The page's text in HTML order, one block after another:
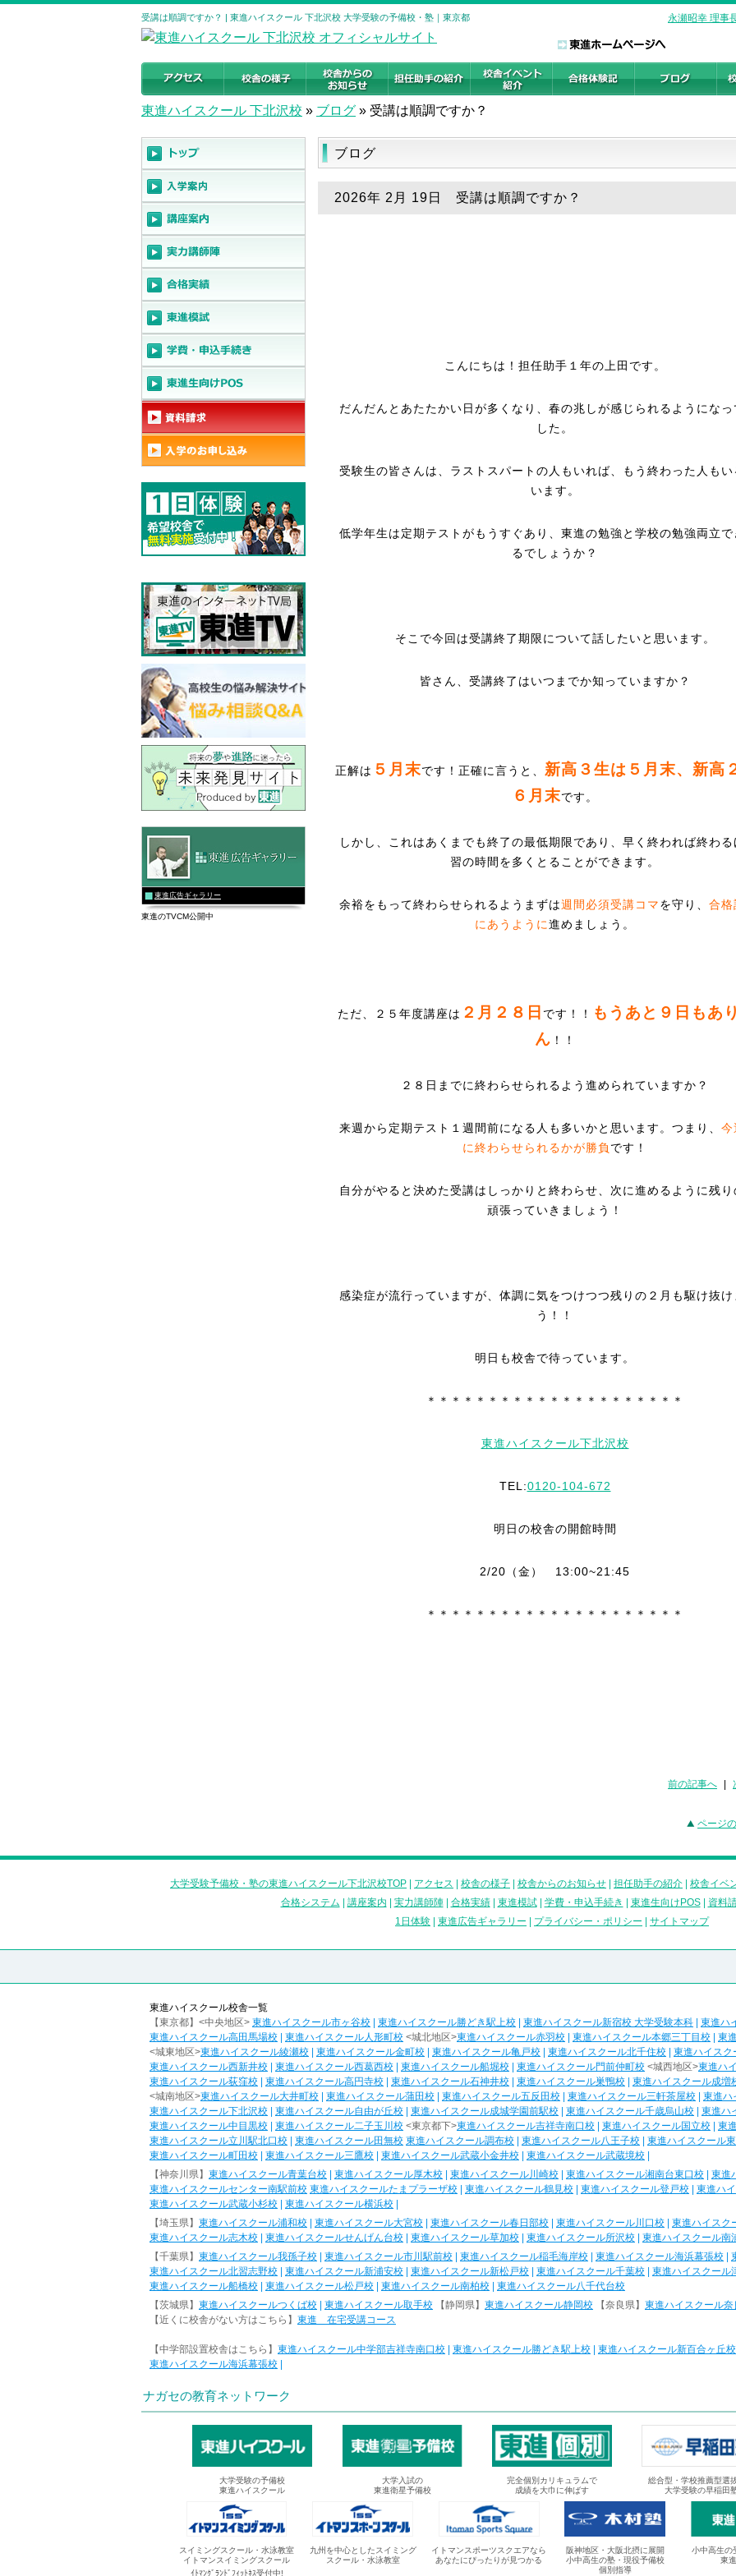
受講は順調ですか？ | 東進ハイスクール 下北沢校 大学受験の予備校・塾｜東京都 永瀬昭幸 理事
東進ハイスクール 下北沢校 » ブログ » 受講は順調ですか？
ブログ
2026年 2月 19日 受講は順調ですか？
こんにちは！担任助手１年の上田です。
だんだんとあたたかい日が多くなり、春の兆しが感じられるようになっ
した。
受験生の皆さんは、ラストスパートの人もいれば、もう終わった人もい
います。
低学年生は定期テストがもうすぐあり、東進の勉強と学校の勉強両立で
るでしょうか？
そこで今回は受講終了期限について話したいと思います。
皆さん、受講終了はいつまでか知っていますか？
正解は ５月末です！正確に言うと、 新高３生は５月末、新高
６月末です。
しかし、これはあくまでも終了の最低期限であり、早く終われば終わる
習の時間を多くとることができます。
余裕をもって終わらせられるようまずは週間必須受講コマを守り、 合格
にあうように進めましょう。
ただ、２５年度講座は ２月２８日 です！！
もうあと９日もあ
ん ！！
２８日までに終わらせられるよう進められていますか？
来週から定期テスト１週間前になる人も多いかと思います。つまり、 今
に終わらせられるかが勝負 です！
自分がやると決めた受講はしっかりと終わらせ、次に進めるように残り
頑張っていきましょう！
感染症が流行っていますが、体調に気をつけつつ残りの２月も駆け抜け
う！！
明日も校舎で待っています。
＊＊＊＊＊＊＊＊＊＊＊＊＊＊＊＊＊＊＊＊＊
東進ハイスクール下北沢校
TEL:0120-104-672
明日の校舎の開館時間
2/20（金） 13:00~21:45
＊＊＊＊＊＊＊＊＊＊＊＊＊＊＊＊＊＊＊＊＊
前の記事へ
ページ
東進広告ギャラリー
東進のTVCM公開中
大学受験予備校・塾の東進ハイスクール下北沢校TOP アクセス 校舎の様子 校舎からのお知らせ 担任助手の紹介 校舎イベ
合格システム
講座案内 実力講師陣| 合格実績| 東進模試| 学費・申込手続き 東進生向けPOS| 資料
1日体験
東進広告ギャラリー プライバシー・ポリシー サイトマップ
東進ハイスクール校舎一覧
【東京都】<中央地区> 東進ハイスクール市ヶ谷校 東進ハイスクール勝どき駅上校 東進ハイスクール新宿校 大学受験本科 東進ハ
東進ハイスクール高田馬場校
東進ハイスクール人形町校 <城北地区>東進ハイスクール赤羽校 東進ハイスクール本郷三丁目校
東
<城東地区>東進ハイスクール綾瀬校 東進ハイスクール金町校 東進ハイスクール亀戸校 東進ハイスクール北千住校 東進ハイスク
東進ハイスクール西新井校
東進ハイスクール西葛西校 東進ハイスクール船堀校 東進ハイスクール門前仲町校 <城西地区>東進ハ
東進ハイスクール荻窪校
東進ハイスクール高円寺校 東進ハイスクール石神井校 東進ハイスクール巣鴨校 東進ハイスクール成増
<城南地区>東進ハイスクール大井町校 東進ハイスクール蒲田校 東進ハイスクール五反田校 東進ハイスクール三軒茶屋校 東進ハ
東進ハイスクール下北沢校
東進ハイスクール自由が丘校 東進ハイスクール成城学園前駅校 東進ハイスクール千歳烏山校
東進ハ
東進ハイスクール中目黒校
東進ハイスクール二子玉川校 <東京都下>東進ハイスクール吉祥寺南口校 東進ハイスクール国立校 東
東進ハイスクール立川駅北口校
東進ハイスクール田無校 東進ハイスクール調布校 東進ハイスクール八王子校 東進ハイスクール
東進ハイスクール町田校
東進ハイスクール三鷹校 東進ハイスクール武蔵小金井校 東進ハイスクール武蔵境校
【神奈川県】 東進ハイスクール青葉台校 東進ハイスクール厚木校 東進ハイスクール川崎校 東進ハイスクール湘南台東口校 東進
東進ハイスクールセンター南駅前校 東進ハイスクールたまプラーザ校 東進ハイスクール鶴見校 東進ハイスクール登戸校 東進ハ
東進ハイスクール武蔵小杉校
東進ハイスクール横浜校
【埼玉県】 東進ハイスクール浦和校 東進ハイスクール大宮校 東進ハイスクール春日部校 東進ハイスクール川口校 東進ハイスク
東進ハイスクール志木校
東進ハイスクールせんげん台校 東進ハイスクール草加校 東進ハイスクール所沢校 東進ハイスクール南
【千葉県】 東進ハイスクール我孫子校 東進ハイスクール市川駅前校 東進ハイスクール稲毛海岸校 東進ハイスクール海浜幕張校
東進ハイスクール北習志野校
東進ハイスクール新浦安校 東進ハイスクール新松戸校 東進ハイスクール千葉校 東進ハイスクール
東進ハイスクール船橋校
東進ハイスクール松戸校 東進ハイスクール南柏校
東進ハイスクール八千代台校
【茨城県】 東進ハイスクールつくば校 東進ハイスクール取手校 【静岡県】 東進ハイスクール静岡校 【奈良県】 東進ハイスクール奈
【近くに校舎がない方はこちら】 東進 在宅受講コース
【中学部設置校舎はこちら】 東進ハイスクール中学部吉祥寺南口校 東進ハイスクール勝どき駅上校 東進ハイスクール新百合ヶ丘校
東進ハイスクール海浜幕張校
ナガセの教育ネットワーク
大学受験の予備校
東進ハイスクール
大学入試の
東進衛星予備校
完全個別カリキュラムで
成績を大巾に伸ばす
総合型・学校推薦型選
大学受験の早稲田
スイミングスクール・水泳教室
イトマンスイミングスクール
ｲﾄﾏﾝｸﾞﾗﾝﾄﾞﾌｨｯﾄﾈｽ受付中!
九州を中心としたスイミング
スクール・水泳教室
イトマンスポーツスクエアなら
あなたにぴったりが見つかる
阪神地区・大阪北摂に展開
小中高生の塾・現役予備校
個別指導
小中高生の
東